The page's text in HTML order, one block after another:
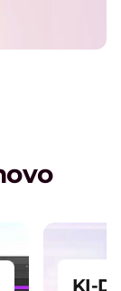
im Jahr
KI-